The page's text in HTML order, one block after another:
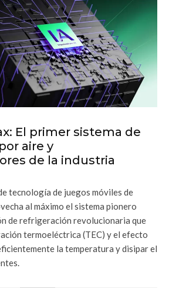
El primer sistema de
aire y
de la industria
tecnología de juegos móviles de
al máximo el sistema pionero
de refrigeración revolucionaria que
termoeléctrica (TEC) y el efecto
la temperatura y disipar el